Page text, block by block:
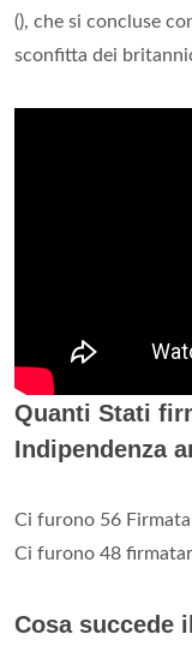
(), che si concluse
sconfitta dei
Quanti Stati
Indipendenza
Ci furono 56
Ci furono 48
Cosa succede